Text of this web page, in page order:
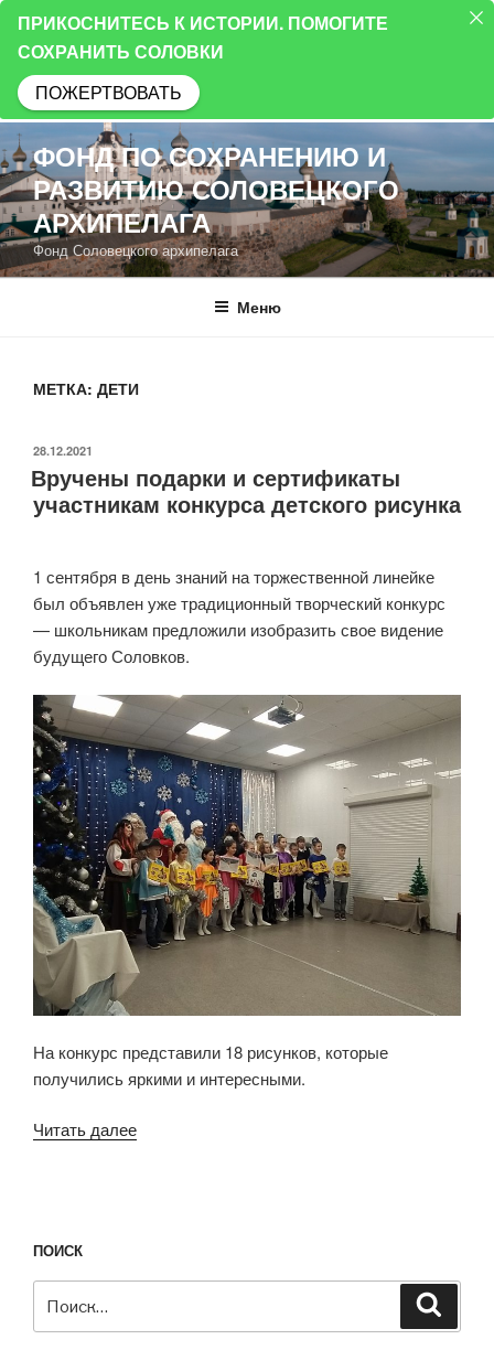
Перейти
к
содержимому
ФОНД ПО СОХРАНЕНИЮ И
РАЗВИТИЮ СОЛОВЕЦКОГО
АРХИПЕЛАГА
Фонд Соловецкого архипелага
Меню
МЕТКА: ДЕТИ
ОПУБЛИКОВАНО
28.12.2021
Вручены подарки и сертификаты
участникам конкурса детского рисунка
1 сентября в день знаний на торжественной линейке
был объявлен уже традиционный творческий конкурс
— школьникам предложили изобразить свое видение
будущего Соловков.
На конкурс представили 18 рисунков, которые
получились яркими и интересными.
Читать далее
детского
ПОИСК
ПРИКОСНИТЕСЬ К ИСТОРИИ. ПОМОГИТЕ
СОХРАНИТЬ СОЛОВКИ
ПОЖЕРТВОВАТЬ